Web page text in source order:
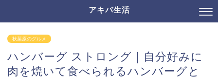
アキバ生活
秋葉原のグルメ
ハンバーグ ストロング｜自分好みに
肉を焼いて食べられるハンバーグと